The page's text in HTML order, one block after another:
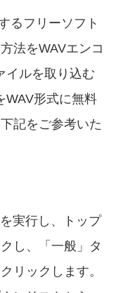
るフリーソフト
法をWAVエンコ
イルを取り込む
WAV形式に無料
記をご参考いた
実行し、トップ
し、「一般」タ
リックします。